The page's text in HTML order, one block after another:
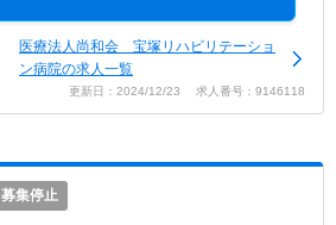
医療法人尚和会 宝塚リハビリテーショ
ン病院の求人一覧
更新日：2024/12/23 求人番号：9146118
募集停止